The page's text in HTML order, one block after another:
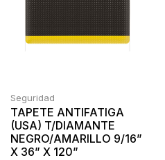
Seguridad
TAPETE ANTIFATIGA
(USA) T/DIAMANTE
NEGRO/AMARILLO 9/16”
X 36” X 120”